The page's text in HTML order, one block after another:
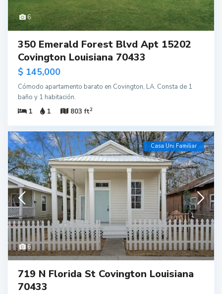
6
350 Emerald Forest Blvd Apt 15202
Covington Louisiana 70433
$ 145,000
Cómodo apartamento barato en Covington, LA. Consta de 1
baño y 1 habitación.
1
1 803 ft2
6
Casa Uni Familiar
719 N Florida St Covington Louisiana
70433